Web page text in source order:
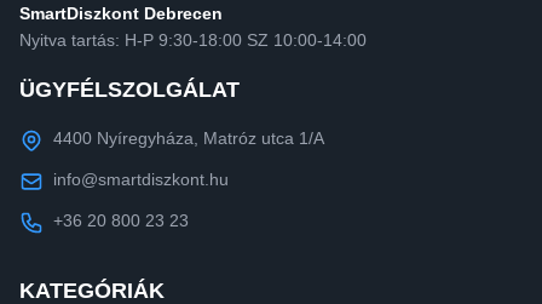
SmartDiszkont Debrecen
Nyitva tartás: H-P 9:30-18:00 SZ 10:00-14:00
ÜGYFÉLSZOLGÁLAT
4400 Nyíregyháza, Matróz utca 1/A
info@smartdiszkont.hu
+36 20 800 23 23
KATEGÓRIÁK